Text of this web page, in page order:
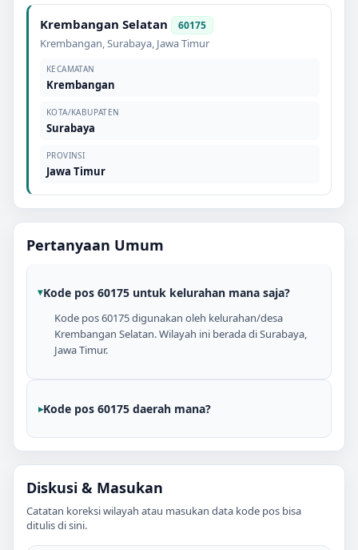
Krembangan Selatan 60175
Krembangan,Surabaya, Jawa Timur
KECAMATAN
Krembangan
KOTA/KABUPATEN
Surabaya
PROVINSI
Jawa Timur
Pertanyaan Umum
Kode pos 60175 untuk kelurahan mana saja?
Kode pos 60175 digunakan oleh kelurahan/desa
Krembangan Selatan. Wilayah ini berada di Surabaya,
Jawa Timur.
Kode pos 60175 daerah mana?
Diskusi & Masukan
Catatan koreksi wilayah atau masukan data kode pos bisa
ditulis di sini.